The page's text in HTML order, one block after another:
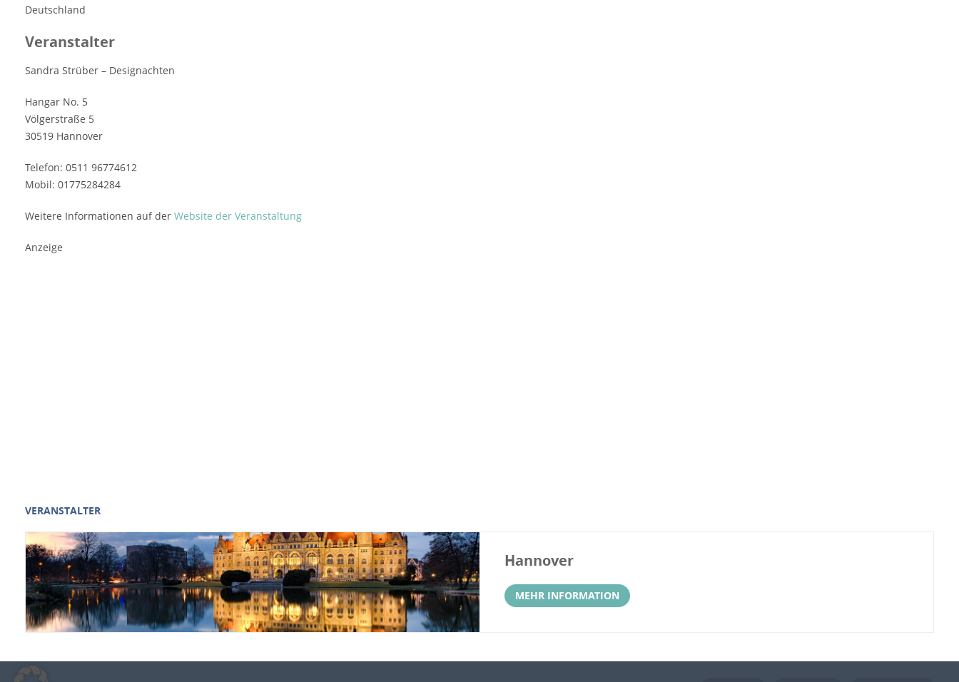
Deutschland
Veranstalter
Sandra Strüber – Designachten
Hangar No. 5
Völgerstraße 5
30519 Hannover
Telefon: 0511 96774612
Mobil: 01775284284
Weitere Informationen auf der Website der Veranstaltung
Anzeige
VERANSTALTER
Hannover
MEHR INFORMATION